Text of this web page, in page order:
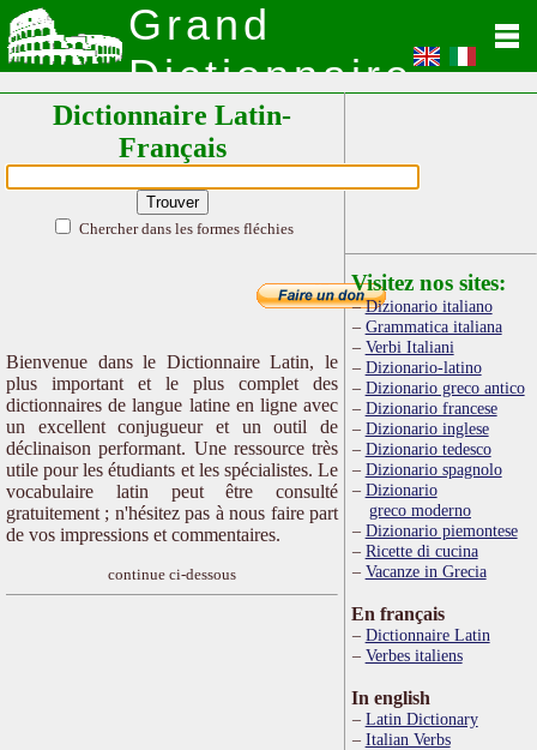
Grand
Dictionnaire
Latin
Dictionnaire Latin-
Français
Chercher dans les formes fléchies
Bienvenue dans le Dictionnaire Latin, le
plus important et le plus complet des
dictionnaires de langue latine en ligne avec
un excellent conjugueur et un outil de
déclinaison performant. Une ressource très
utile pour les étudiants et les spécialistes. Le
vocabulaire latin peut être consulté
gratuitement ; n'hésitez pas à nous faire part
de vos impressions et commentaires.
continue ci-dessous
Visitez nos sites:
Dizionario italiano
Grammatica italiana
Verbi Italiani
Dizionario-latino
Dizionario greco antico
Dizionario francese
Dizionario inglese
Dizionario tedesco
Dizionario spagnolo
Dizionario
greco moderno
Dizionario piemontese
Ricette di cucina
Vacanze in Grecia
En français
Dictionnaire Latin
Verbes italiens
In english
Latin Dictionary
Italian Verbs